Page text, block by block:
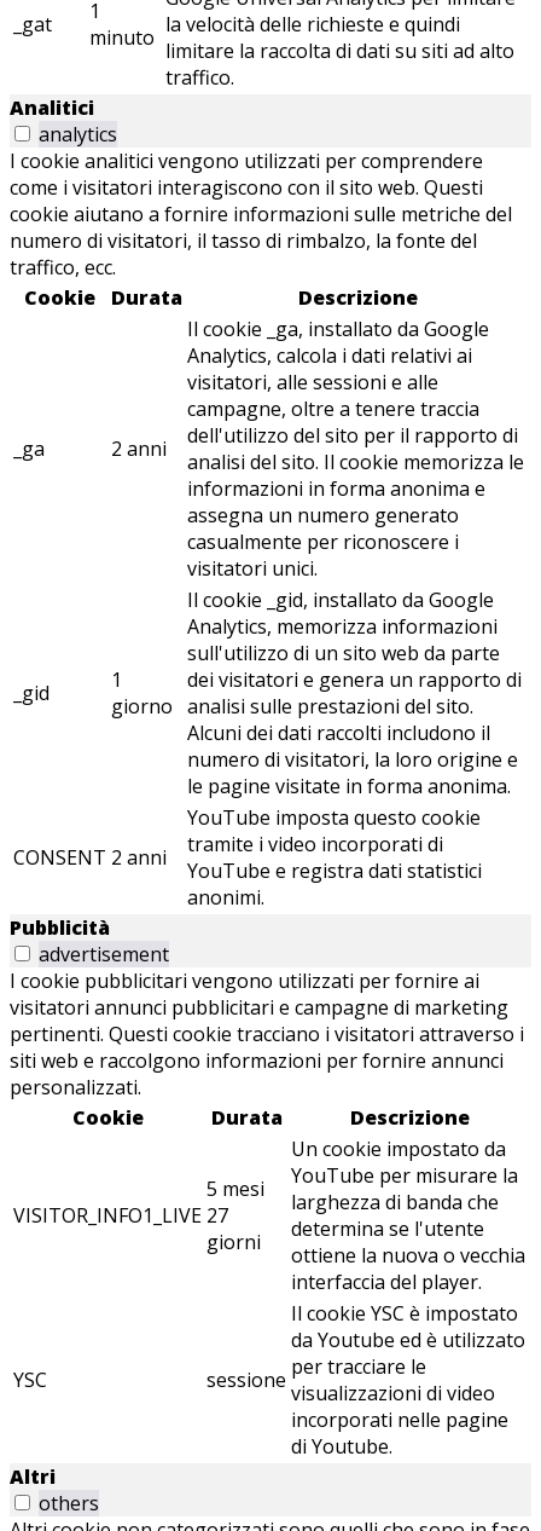
_gat
1
minuto la velocità delle richieste e quindi
limitare la raccolta di dati su siti ad alto
traffico.
Analitici
analytics
I cookie analitici vengono utilizzati per comprendere
come i visitatori interagiscono con il sito web. Questi
cookie aiutano a fornire informazioni sulle metriche del
numero di visitatori, il tasso di rimbalzo, la fonte del
traffico, ecc.
Cookie
Durata Descrizione
_ga 2 anni
Il cookie _ga, installato da Google
Analytics, calcola i dati relativi ai
visitatori, alle sessioni e alle
campagne, oltre a tenere traccia
dell'utilizzo del sito per il rapporto di
analisi del sito. Il cookie memorizza le
informazioni in forma anonima e
assegna un numero generato
casualmente per riconoscere i
visitatori unici.
_gid
1
giorno
Il cookie _gid, installato da Google
Analytics, memorizza informazioni
sull'utilizzo di un sito web da parte
dei visitatori e genera un rapporto di
analisi sulle prestazioni del sito.
Alcuni dei dati raccolti includono il
numero di visitatori, la loro origine e
le pagine visitate in forma anonima.
CONSENT 2 anni
YouTube imposta questo cookie
tramite i video incorporati di
YouTube e registra dati statistici
anonimi.
Pubblicità
advertisement
I cookie pubblicitari vengono utilizzati per fornire ai
visitatori annunci pubblicitari e campagne di marketing
pertinenti. Questi cookie tracciano i visitatori attraverso i
siti web e raccolgono informazioni per fornire annunci
personalizzati.
Cookie
Durata Descrizione
VISITOR_INFO1_LIVE
5 mesi
27
giorni
Un cookie impostato da
YouTube per misurare la
larghezza di banda che
determina se l'utente
ottiene la nuova o vecchia
interfaccia del player.
YSC sessione
Il cookie YSC è impostato
da Youtube ed è utilizzato
per tracciare le
visualizzazioni di video
incorporati nelle pagine
di Youtube.
Altri
others